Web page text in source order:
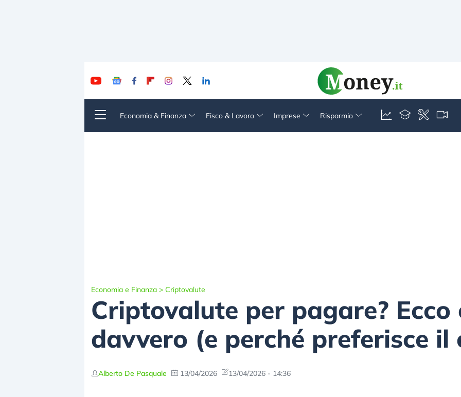
Economia & Finanza Fisco & Lavoro Imprese Risparmio
Economia e Finanza > Criptovalute
Criptovalute per pagare? Ecco
davvero (e perché preferisce il
Alberto De Pasquale 13/04/2026 13/04/2026 - 14:36